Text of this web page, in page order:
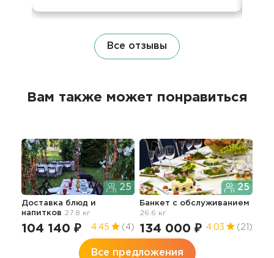
Все отзывы
Вам также может понравиться
25
Доставка блюд и
напитков 27.8 кг
104 140 ₽ 4.45 (4)
25
Банкет с обслуживанием
26.6 кг
134 000 ₽ 4.03 (21)
Все предложения